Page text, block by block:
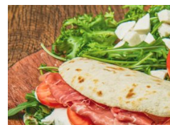
unter anderem mit Käse,
könnt. Typisch italienisches
Pizzaist eher euer Ding? Auch
natürlich müsst ihr auf die
verzichten.